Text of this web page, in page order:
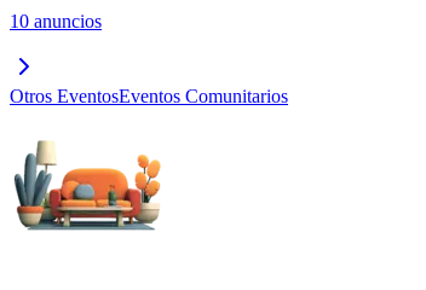
10 anuncios
Otros EventosEventos Comunitarios